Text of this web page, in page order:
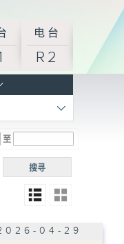
电台
R2
至
搜寻
04-29